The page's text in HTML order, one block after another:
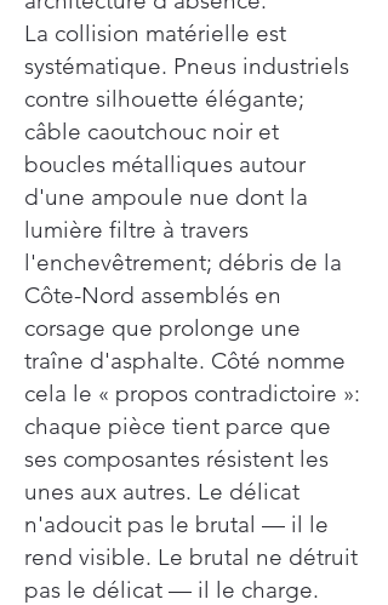
La collision matérielle est
systématique. Pneus industriels
contre silhouette élégante;
câble caoutchouc noir et
boucles métalliques autour
d'une ampoule nue dont la
lumière filtre à travers
l'enchevêtrement; débris de la
Côte-Nord assemblés en
corsage que prolonge une
traîne d'asphalte. Côté nomme
cela le « propos contradictoire »:
chaque pièce tient parce que
ses composantes résistent les
unes aux autres. Le délicat
n'adoucit pas le brutal — il le
rend visible. Le brutal ne détruit
pas le délicat — il le charge.